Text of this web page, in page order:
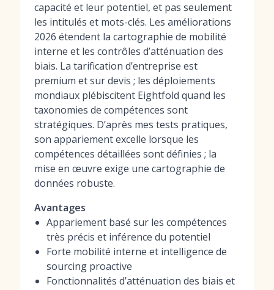
capacité et leur potentiel, et pas seulement
les intitulés et mots-clés. Les améliorations
2026 étendent la cartographie de mobilité
interne et les contrôles d’atténuation des
biais. La tarification d’entreprise est
premium et sur devis ; les déploiements
mondiaux plébiscitent Eightfold quand les
taxonomies de compétences sont
stratégiques. D’après mes tests pratiques,
son appariement excelle lorsque les
compétences détaillées sont définies ; la
mise en œuvre exige une cartographie de
données robuste.
Avantages
Appariement basé sur les compétences
très précis et inférence du potentiel
Forte mobilité interne et intelligence de
sourcing proactive
Fonctionnalités d’atténuation des biais et